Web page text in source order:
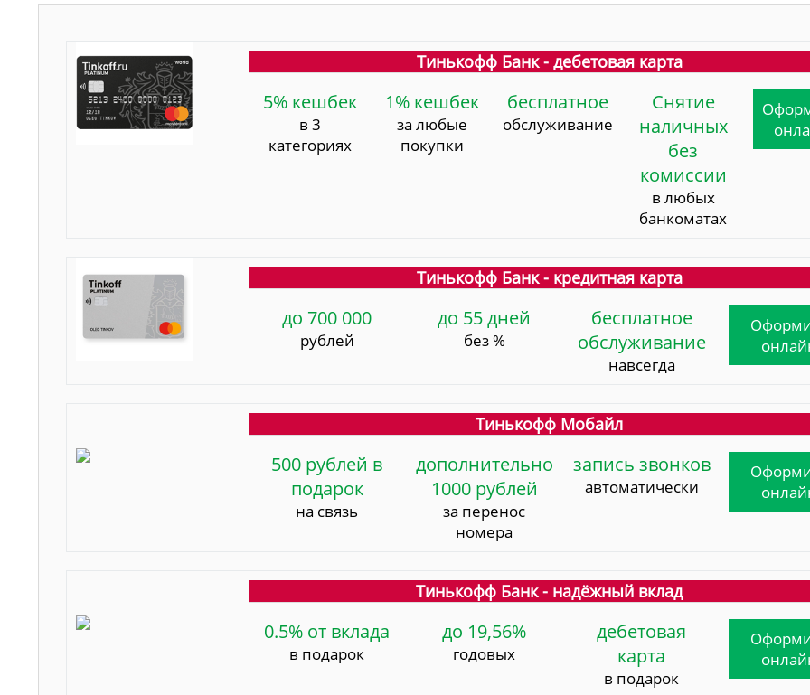
Тинькофф Банк - дебетовая карта
5% кешбек
в 3
категориях
1% кешбек
за любые
покупки
бесплатное
обслуживание
Снятие
наличных
без
комиссии
в любых
банкоматах
Тинькофф Банк - кредитная карта
до 700 000
рублей
до 55 дней
без %
бесплатное
обслуживание
навсегда
Тинькофф Мобайл
500 рублей в
подарок
на связь
дополнительно
1000 рублей
за перенос
номера
запись звонков
автоматически
Тинькофф Банк - надёжный вклад
0.5% от вклада
в подарок
до 19,56%
годовых
дебетовая
карта
в подарок